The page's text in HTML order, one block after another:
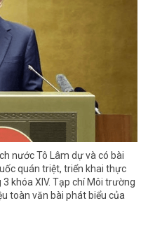
nước Tô Lâm dự và có bài
quán triệt, triển khai thực
khóa XIV. Tạp chí Môi trường
toàn văn bài phát biểu của